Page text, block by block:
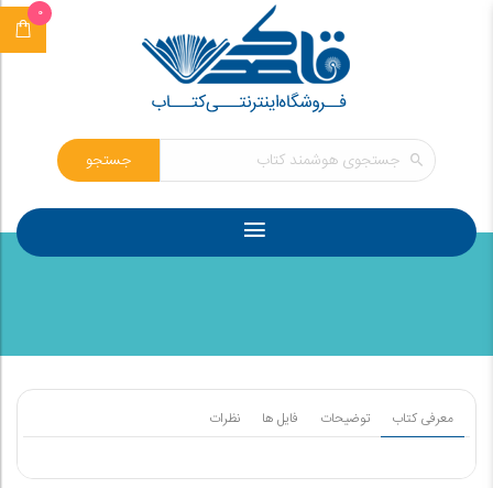
0
جستجو
معرفی کتاب توضیحات فایل ها نظرات